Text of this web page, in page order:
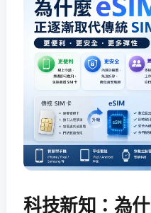
科技新知：為